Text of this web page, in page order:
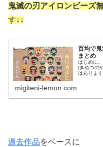
鬼滅の刃アイロンビーズ
す↓↓
百均で
まとめ
はじめに
(きめつの
はありま
migiteni-lemon.com
過去作品をベースに